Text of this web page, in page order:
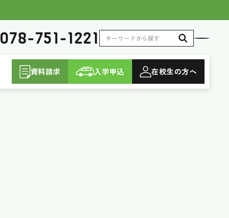
078-751-1221
資料請求 入学申込 在校生の方へ